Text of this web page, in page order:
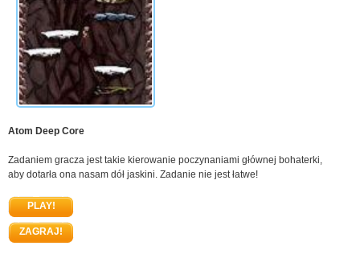
Atom Deep Core
Zadaniem gracza jest takie kierowanie poczynaniami głównej bohaterki,
aby dotarła ona nasam dół jaskini. Zadanie nie jest łatwe!
PLAY!
ZAGRAJ!